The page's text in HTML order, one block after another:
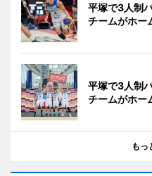
平塚で3人制
チームがホー
平塚で3人制
チームがホー
もっ